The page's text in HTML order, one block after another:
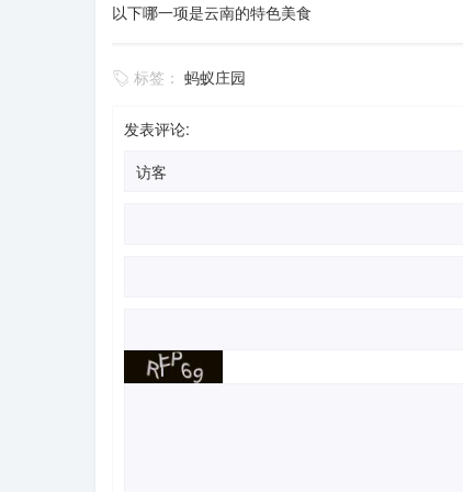
以下哪一项是云南的特色美食
标签： 蚂蚁庄园
发表评论: